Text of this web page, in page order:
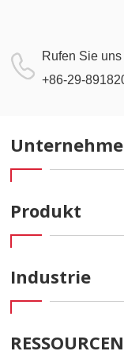
Rufen Sie uns
+86-29-
Produkt
Industrie
RESSOURCEN